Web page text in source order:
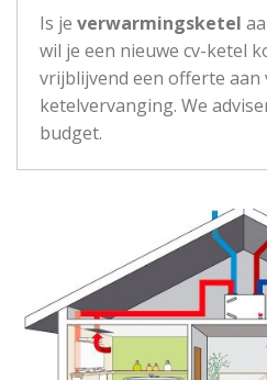
Is je verwarmingsketel
wil je een nieuwe cv-ketel
vrijblijvend een offerte aan
ketelvervanging. We
budget.